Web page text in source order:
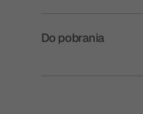
Do pobrania